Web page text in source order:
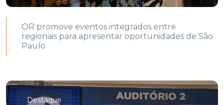
OR promove eventos integrados entre
regionais para apresentar oportunidades de São
Paulo
Destaque